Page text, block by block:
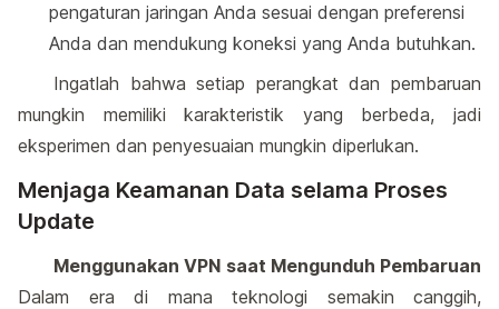
pengaturan jaringan Anda sesuai dengan preferensi
Anda dan mendukung koneksi yang Anda butuhkan.
Ingatlah bahwa setiap perangkat dan pembaruan
mungkin memiliki karakteristik yang berbeda, jadi
eksperimen dan penyesuaian mungkin diperlukan.
Menjaga Keamanan Data selama Proses
Update
Menggunakan VPN saat Mengunduh Pembaruan
Dalam era di mana teknologi semakin canggih,